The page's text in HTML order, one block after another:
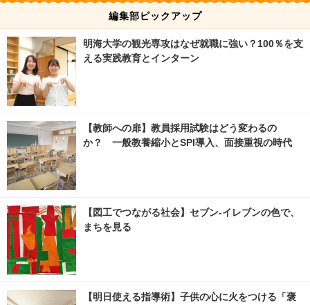
編集部ピックアップ
明海大学の観光専攻はなぜ就職に強い？100％を支
える実践教育とインターン
【教師への扉】教員採用試験はどう変わるの
か？ 一般教養縮小とSPI導入、面接重視の時代
【図工でつながる社会】セブン‐イレブンの色で、
まちを見る
【明日使える指導術】子供の心に火をつける「褒